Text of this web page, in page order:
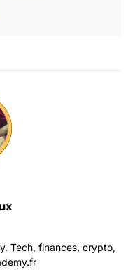
Tech, finances, crypto,